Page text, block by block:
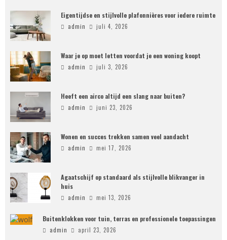
Eigentijdse en stijlvolle plafonnières voor iedere ruimte
admin juli 4, 2026
Waar je op moet letten voordat je een woning koopt
admin juli 3, 2026
Heeft een airco altijd een slang naar buiten?
admin juni 23, 2026
Wonen en succes trekken samen veel aandacht
admin mei 17, 2026
Agaatschijf op standaard als stijlvolle blikvanger in
huis
admin mei 13, 2026
Buitenklokken voor tuin, terras en professionele toepassingen
admin april 23, 2026